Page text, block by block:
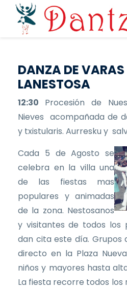
Pasar al contenido principal
DANZA DE
LANESTOSA
12:30 Procesión de
Nieves acompañada de
y txistularis. Aurresku y
Cada 5 de Agosto se
celebra en la villa una
de las fiestas mas
populares y animadas
de la zona. Nestosanos
y visitantes de todos los
dan cita este día. Grupos
directo en la Plaza
niños y mayores hasta
La fiesta recorre todos los